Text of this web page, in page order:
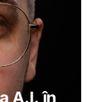
A.I. în